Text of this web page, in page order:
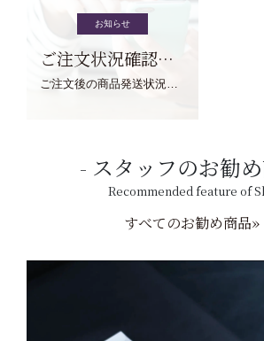
お知らせ
ご注文状況確認について
スタッフのお勧
Recommended feature of
すべてのお勧め商品»